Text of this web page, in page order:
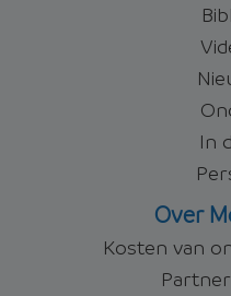
In
Over
Kosten van